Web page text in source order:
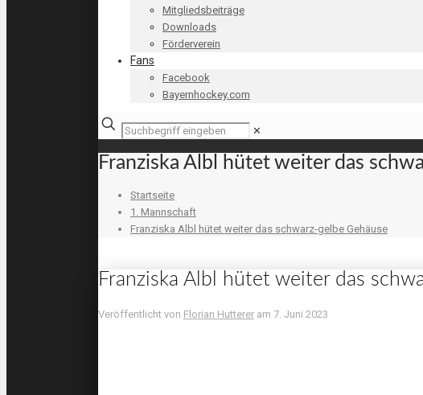
Mitgliedsbeiträge
Downloads
Förderverein
Fans
Facebook
Bayernhockey.com
✕
Franziska Albl hütet weiter das
Startseite
1. Mannschaft
Franziska Albl hütet weiter das schwarz-gelbe Gehäuse
Franziska Albl hütet weiter das
Veröffentlicht von Florian Hutterer am 7. Juni 2023